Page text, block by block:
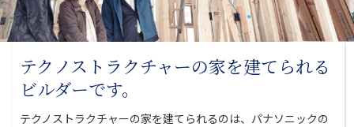
テクノストラクチャーの家を建てられる
ビルダーです。
テクノストラクチャーの家を建てられるのは、パナソニックの